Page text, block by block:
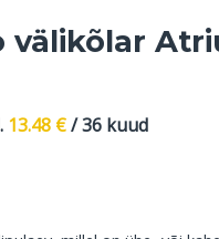
välikõlar
13.48 €/ 36 kuud